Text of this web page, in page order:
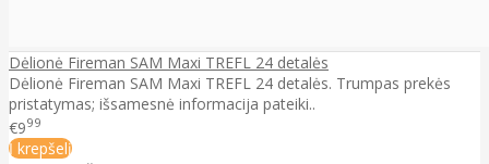
Dėlionė Fireman SAM Maxi TREFL 24 detalės
Dėlionė Fireman SAM Maxi TREFL 24 detalės. Trumpas prekės
pristatymas; išsamesnė informacija pateiki..
€999
Į krepšelį